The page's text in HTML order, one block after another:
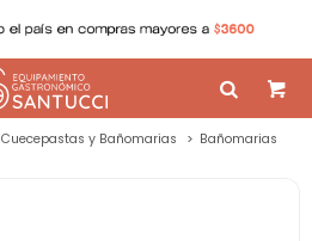
Cuecepastas y Bañomarias Bañomarias